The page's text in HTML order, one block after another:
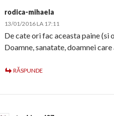
rodica-mihaela
13/01/2016 LA 17:11
De cate ori fac aceasta paine (si
Doamne, sanatate, doamnei
RĂSPUNDE